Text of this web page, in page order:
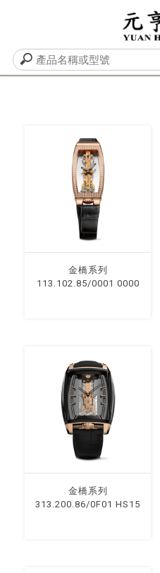
⾦橋系列
113.102.85/0001 0000
⾦橋系列
313.200.86/0F01 HS15